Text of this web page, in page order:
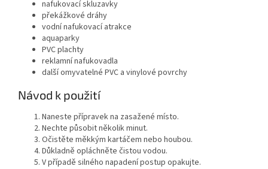
nafukovací skluzavky
překážkové dráhy
vodní nafukovací atrakce
aquaparky
PVC plachty
reklamní nafukovadla
další omyvatelné PVC a vinylové povrchy
Návod k použití
Naneste přípravek na zasažené místo.
Nechte působit několik minut.
Očistěte měkkým kartáčem nebo houbou.
Důkladně opláchněte čistou vodou.
V případě silného napadení postup opakujte.